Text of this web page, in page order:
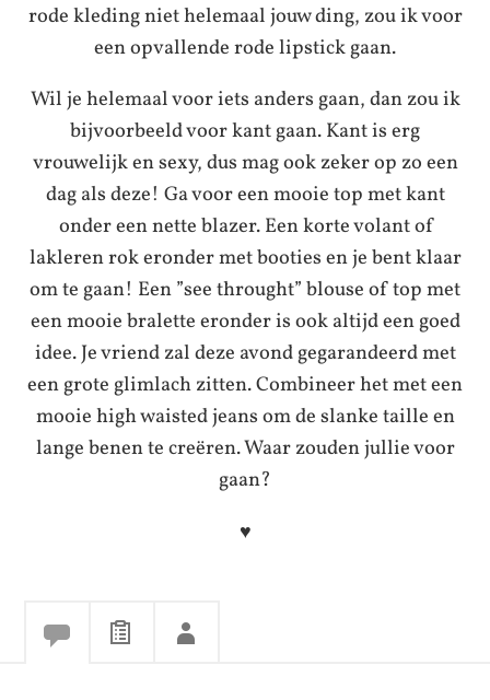
rode kleding niet helemaal jouw ding, zou ik voor
een opvallende rode lipstick gaan.
Wil je helemaal voor iets anders gaan, dan zou ik
bijvoorbeeld voor kant gaan. Kant is erg
vrouwelijk en sexy, dus mag ook zeker op zo een
dag als deze! Ga voor een mooie top met kant
onder een nette blazer. Een korte volant of
lakleren rok eronder met booties en je bent klaar
om te gaan! Een ”see throught” blouse of top met
een mooie bralette eronder is ook altijd een goed
idee. Je vriend zal deze avond gegarandeerd met
een grote glimlach zitten. Combineer het met een
mooie high waisted jeans om de slanke taille en
lange benen te creëren. Waar zouden jullie voor
gaan?
♥